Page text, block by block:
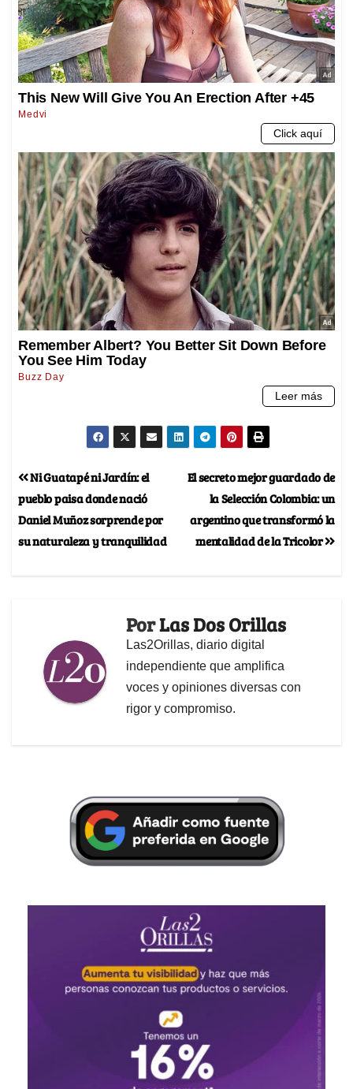
El secreto mejor guardado de
la Selección Colombia: un
argentino que transformó la
mentalidad de la Tricolor
Ni Guatapé ni Jardín: el
pueblo paisa donde nació
Daniel Muñoz sorprende por
su naturaleza y tranquilidad
PorLas Dos Orillas
Las2Orillas, diario digital
independiente que amplifica
voces y opiniones diversas con
rigor y compromiso.